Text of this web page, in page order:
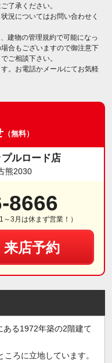
了承ください。
況についてはお問い合わせく
建物の管理規約で可能になっ
合もございますので御注意下
ご相談下さい。
。お電話かメールにてお気軽
（無料）
ルロード店
熊2030
8666
3月は休まず営業！）
店予約
ある1972年築の2階建て
ろに立地しています。